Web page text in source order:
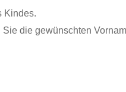
Kindes.
Sie die gewünschten